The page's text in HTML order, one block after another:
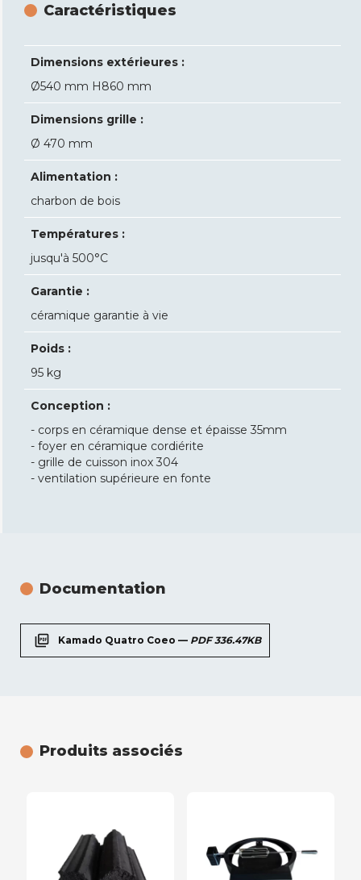
Caractéristiques
Dimensions extérieures :
Ø540 mm H860 mm
Dimensions grille :
Ø 470 mm
Alimentation :
charbon de bois
Températures :
jusqu'à 500°C
Garantie :
céramique garantie à vie
Poids :
95 kg
Conception :
- corps en céramique dense et épaisse 35mm
- foyer en céramique cordiérite
- grille de cuisson inox 304
- ventilation supérieure en fonte
Documentation
picture_as_pdf Kamado Quatro Coeo — PDF 336.47KB
Produits associés